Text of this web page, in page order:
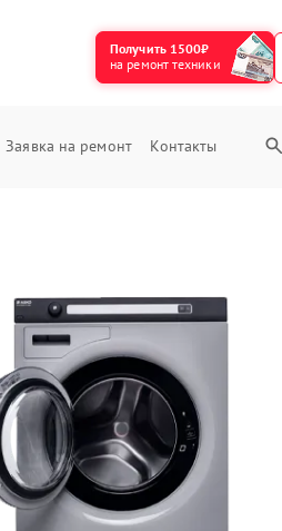
Получить 1500₽
на ремонт техники
Заявка на ремонт Контакты